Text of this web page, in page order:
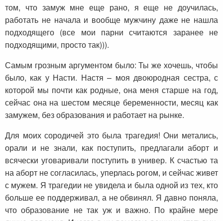
том, что замуж мне еще рано, я еще не доучилась,
работать не начала и вообще мужчину даже не нашла
подходящего (все мои парни считаются заранее не
подходящими, просто так))).
Самым грозным аргументом было: Ты же хочешь, чтобы
было, как у Насти. Настя – моя двоюродная сестра, с
которой мы почти как родные, она меня старше на год,
сейчас она на шестом месяце беременности, месяц как
замужем, без образования и работает на рынке.
Для моих сородичей это была трагедия! Они метались,
орали и не знали, как поступить, предлагали аборт и
всячески уговаривали поступить в универ. К счастью та
на аборт не согласилась, уперлась рогом, и сейчас живет
с мужем. Я трагедии не увидела и была одной из тех, кто
больше ее поддерживал, а не обвинял. Я давно поняла,
что образование не так уж и важно. По крайне мере